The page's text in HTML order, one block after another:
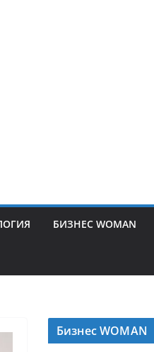
БИЗНЕС WOMAN
Бизнес WOMAN